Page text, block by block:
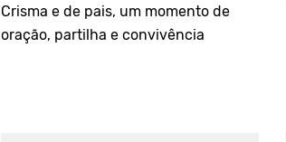
Crisma e de pais, um momento de
oração, partilha e convivência